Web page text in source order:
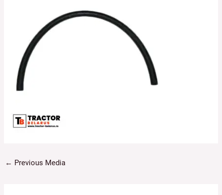
← Previous Media